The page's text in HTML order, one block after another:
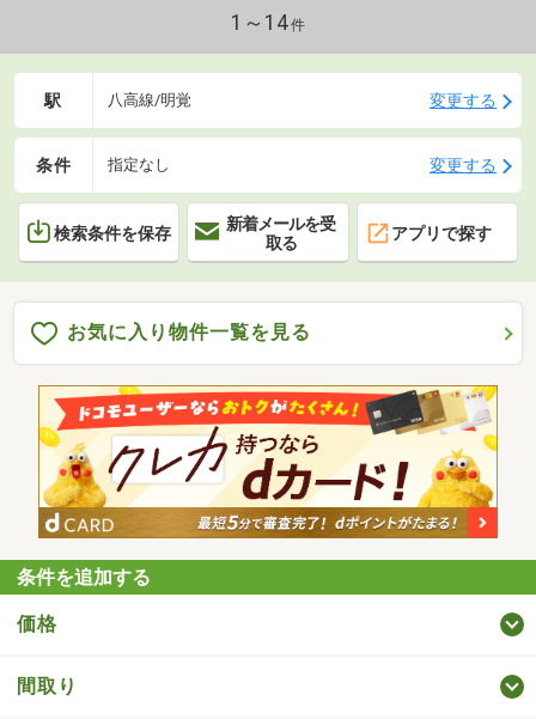
1～14件
駅 八高線/明覚 変更する
条件 指定なし 変更する
検索条件を保存
新着メールを受
取る
アプリで探す
お気に入り物件一覧を見る
条件を追加する
価格
間取り